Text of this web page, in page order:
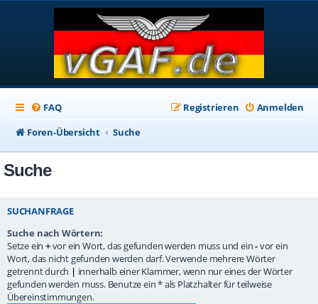
FAQ Anmelden
Registrieren
Foren-Übersicht
Suche
Suche
SUCHANFRAGE
Suche nach Wörtern:
Setze ein +vor ein Wort, das gefunden werden muss und ein-vor ein
Wort, das nicht gefunden werden darf. Verwende mehrere Wörter
getrennt durch | innerhalb einer Klammer, wenn nur eines der Wörter
gefunden werden muss. Benutze ein * als Platzhalter für teilweise
Übereinstimmungen.